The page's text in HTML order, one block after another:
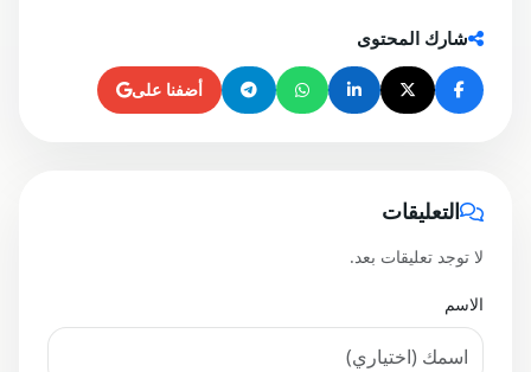
شارك المحتوى
أضفنا على
التعليقات
لا توجد تعليقات بعد.
الاسم